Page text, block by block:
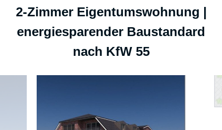
2-Zimmer Eigentumswohnung |
energiesparender Baustandard
nach KfW 55